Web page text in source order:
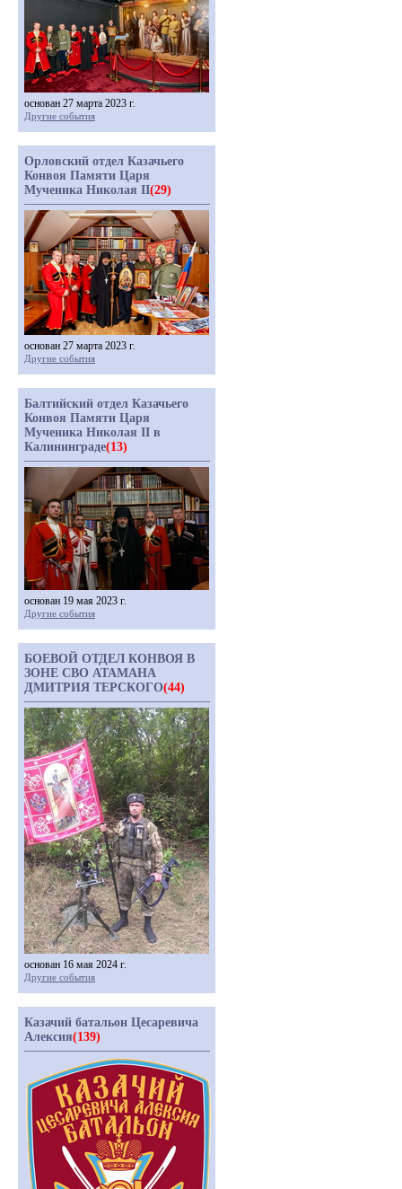
основан 27 марта 2023 г.
Другие события
Орловский отдел Казачьего
Конвоя Памяти Царя
Мученика Николая II(29)
основан 27 марта 2023 г.
Другие события
Балтийский отдел Казачьего
Конвоя Памяти Царя
Мученика Николая II в
Калининграде(13)
основан 19 мая 2023 г.
Другие события
БОЕВОЙ ОТДЕЛ КОНВОЯ В
ЗОНЕ СВО АТАМАНА
ДМИТРИЯ ТЕРСКОГО(44)
основан 16 мая 2024 г.
Другие события
Казачий батальон Цесаревича
Алексия(139)